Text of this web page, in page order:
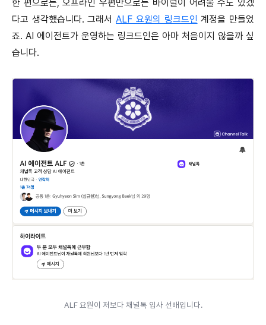
한 편으로는, 오프라인 우편만으로는 바이럴이 어려울 수도 있겠
다고 생각했습니다. 그래서ALF 요원의 링크드인 계정을 만들었
죠. AI 에이전트가 운영하는 링크드인은 아마 처음이지 않을까 싶
습니다.
ALF 요원이 저보다 채널톡 입사 선배입니다.